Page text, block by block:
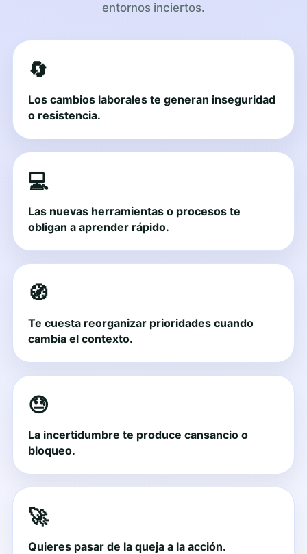
entornos inciertos.
🔄
Los cambios laborales te generan inseguridad
o resistencia.
💻
Las nuevas herramientas o procesos te
obligan a aprender rápido.
🧭
Te cuesta reorganizar prioridades cuando
cambia el contexto.
😓
La incertidumbre te produce cansancio o
bloqueo.
🚀
Quieres pasar de la queja a la acción.